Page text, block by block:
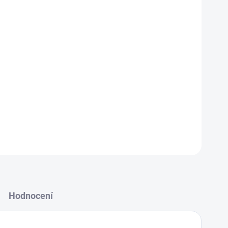
spouštěče potíží. Vhodné při podezření na alergii
Hodnocení